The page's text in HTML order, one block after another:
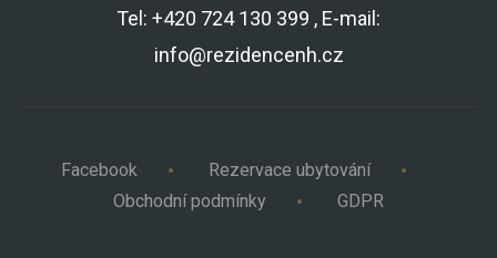
Tel: +420 724 130 399 , E-mail:
info@rezidencenh.cz
Facebook
Rezervace ubytování
Obchodní podmínky
GDPR